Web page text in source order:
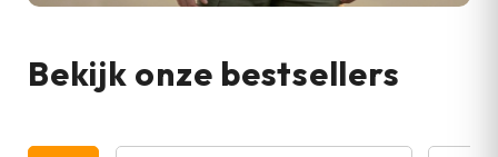
Bekijk onze bestsellers